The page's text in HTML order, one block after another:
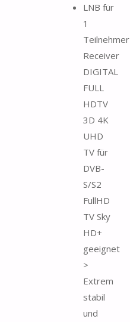
LNB für
1
Teilnehmer
Receiver
DIGITAL
FULL
HDTV
3D 4K
UHD
TV für
DVB-
S/S2
FullHD
TV Sky
HD+
geeignet
>
Extrem
stabil
und